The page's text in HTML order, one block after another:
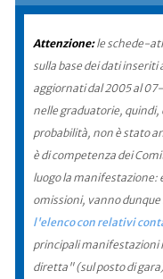
Attenzione:le schede-
sulla base dei dati
aggiornati dal 2005 al
nelle graduatorie, quindi,
probabilità, non è stato
è di competenza dei
luogo la manifestazione:
omissioni, vanno
l'elenco con relativi
principali manifestazioni
diretta" (sul posto di